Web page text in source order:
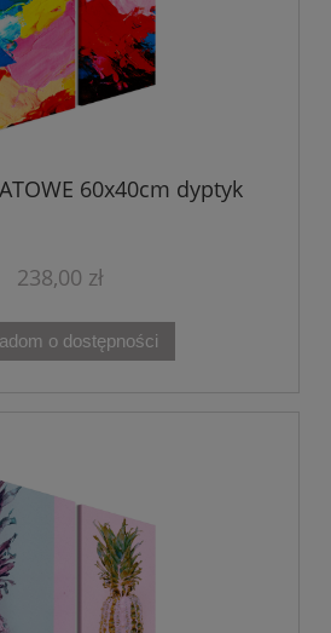
60x40cm dyptyk
238,00 zł
o dostępności